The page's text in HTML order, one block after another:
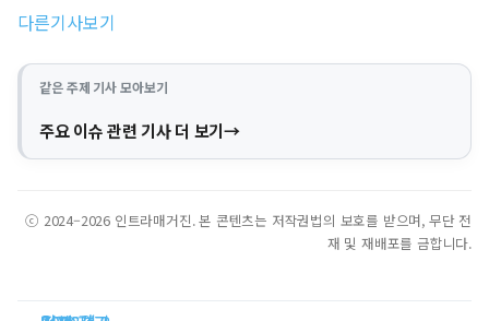
다른기사보기
같은 주제 기사 모아보기
주요 이슈 관련 기사 더 보기
ⓒ 2024–2026 인트라매거진. 본 콘텐츠는 저작권법의 보호를 받으며, 무단 전
재 및 재배포를 금합니다.